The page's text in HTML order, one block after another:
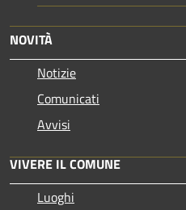
NOVITÀ
Notizie
Comunicati
Avvisi
VIVERE IL COMUNE
Luoghi